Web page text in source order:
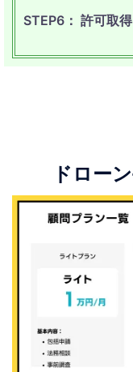
STEP6： 許可取
ドロー